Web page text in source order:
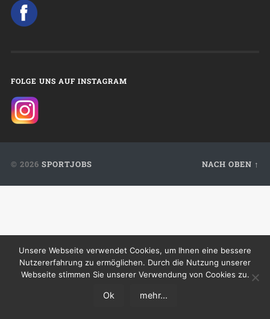
FOLGE UNS AUF INSTAGRAM
© 2026 SPORTJOBS NACH OBEN ↑
Unsere Webseite verwendet Cookies, um Ihnen eine bessere
Nutzererfahrung zu ermöglichen. Durch die Nutzung unserer
Webseite stimmen Sie unserer Verwendung von Cookies zu.
Ok mehr...